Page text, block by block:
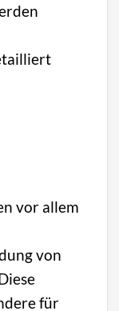
vor allem
von
für